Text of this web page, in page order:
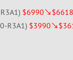
$6990↘$6618
R3A1)